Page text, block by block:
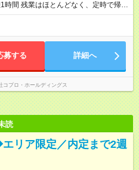
定時で帰れ
日の業務は進捗管理や事務が中心な
」が終われば、自然と区切りをつけ
募する 詳細へ
コプロ・ホールディングス
読
リア限定／内定まで2週